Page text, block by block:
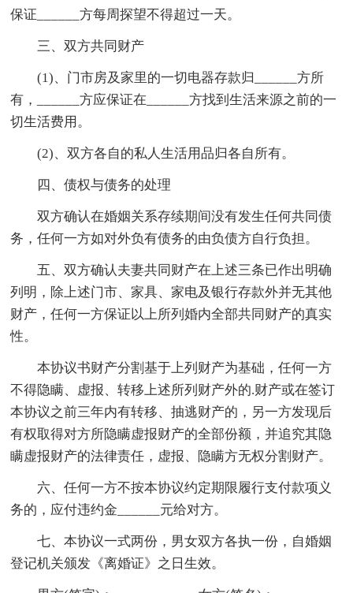
保证______方每周探望不得超过一天。
三、双方共同财产
(1)、门市房及家里的一切电器存款归______方所
有，______方应保证在______方找到生活来源之前的一
切生活费用。
(2)、双方各自的私人生活用品归各自所有。
四、债权与债务的处理
双方确认在婚姻关系存续期间没有发生任何共同债
务，任何一方如对外负有债务的由负债方自行负担。
五、双方确认夫妻共同财产在上述三条已作出明确
列明，除上述门市、家具、家电及银行存款外并无其他
财产，任何一方保证以上所列婚内全部共同财产的真实
性。
本协议书财产分割基于上列财产为基础，任何一方
不得隐瞒、虚报、转移上述所列财产外的.财产或在签订
本协议之前三年内有转移、抽逃财产的，另一方发现后
有权取得对方所隐瞒虚报财产的全部份额，并追究其隐
瞒虚报财产的法律责任，虚报、隐瞒方无权分割财产。
六、任何一方不按本协议约定期限履行支付款项义
务的，应付违约金______元给对方。
七、本协议一式两份，男女双方各执一份，自婚姻
登记机关颁发《离婚证》之日生效。